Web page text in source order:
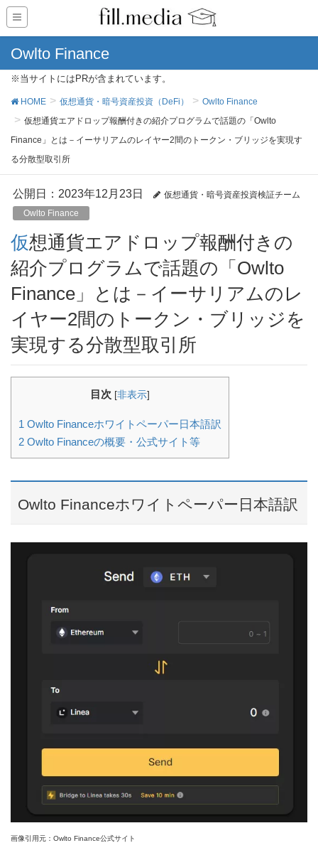
Owlto Finance
※当サイトにはPRが含まれています。
HOME 仮想通貨・暗号資産投資（DeFi）
Owlto Finance
仮想通貨エアドロップ報酬付きの紹介プログラムで話題の「Owlto
Finance」とは－イーサリアムのレイヤー2間のトークン・ブリッジを実現す
る分散型取引所
公開日： 2023年12月23日
仮想通貨・暗号資産投資検証チーム
Owlto Finance
仮想通貨エアドロップ報酬付きの
紹介プログラムで話題の「Owlto
Finance」とは－イーサリアムのレ
イヤー2間のトークン・ブリッジを
実現する分散型取引所
目次 [非表示]
1 Owlto Financeホワイトペーパー日本語訳
2 Owlto Financeの概要・公式サイト等
Owlto Financeホワイトペーパー日本語訳
画像引用元：Owlto Finance公式サイト